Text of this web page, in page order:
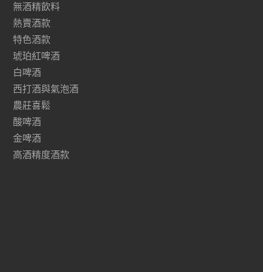
無酒精飲料
熱賣酒款
特色酒款
琥珀紅啤酒
白啤酒
西打酒與氣泡酒
農莊喜鬆
酸啤酒
金啤酒
高酒精度酒款